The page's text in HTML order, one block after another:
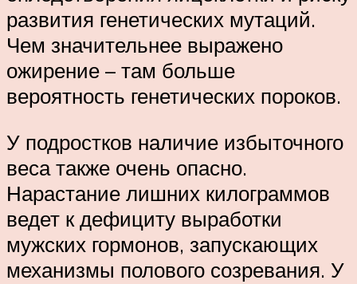
развития генетических мутаций.
Чем значительнее выражено
ожирение – там больше
вероятность генетических пороков.
У подростков наличие избыточного
веса также очень опасно.
Нарастание лишних килограммов
ведет к дефициту выработки
мужских гормонов, запускающих
механизмы полового созревания. У